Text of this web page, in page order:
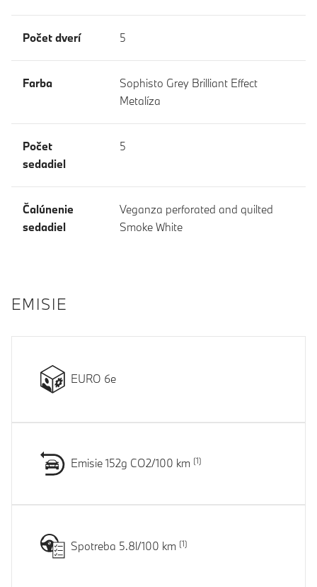
Počet dverí 5
Farba
Sophisto Grey Brilliant Effect
Metalíza
Počet
sedadiel
5
Čalúnenie
sedadiel
Veganza perforated and quilted
Smoke White
EMISIE
EURO 6e
Emisie 152g CO2/100 km
Spotreba 5.8l/100 km